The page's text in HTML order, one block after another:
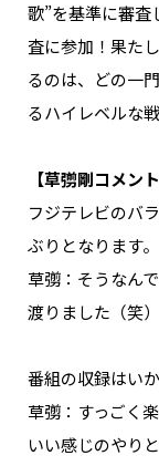
歌”を基準に審査
査に参加！果た
るのは、どの一
るハイレベルな
【草彅剛コメント
――フジテレビの
ぶりとなります。
草彅：そうなん
渡りました（笑）
――番組の収録はい
草彅：すっごく
いい感じのやり